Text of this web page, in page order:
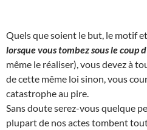
Quels que soient le but, le motif
lorsque vous tombez sous le coup
même le réaliser), vous devez à
de cette même loi sinon, vous
catastrophe au pire.
Sans doute serez-vous quelque
plupart de nos actes tombent